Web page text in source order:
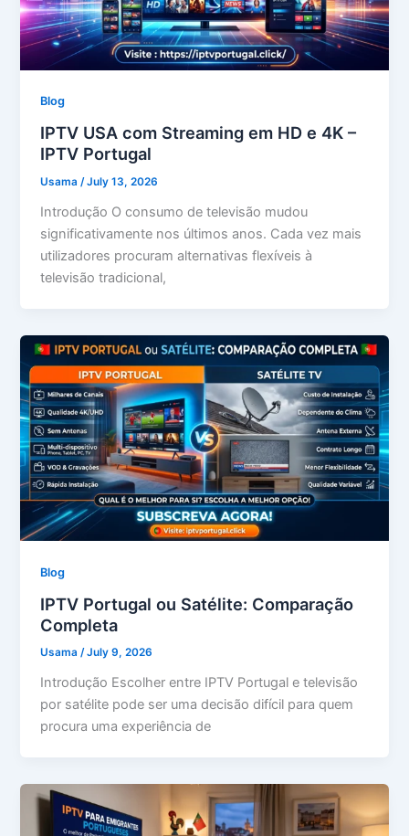
Blog
IPTV USA com Streaming em HD e 4K –
IPTV Portugal
Usama/July 13, 2026
Introdução O consumo de televisão mudou
significativamente nos últimos anos. Cada vez mais
utilizadores procuram alternativas flexíveis à
televisão tradicional,
Blog
IPTV Portugal ou Satélite: Comparação
Completa
Usama/July 9, 2026
Introdução Escolher entre IPTV Portugal e televisão
por satélite pode ser uma decisão difícil para quem
procura uma experiência de